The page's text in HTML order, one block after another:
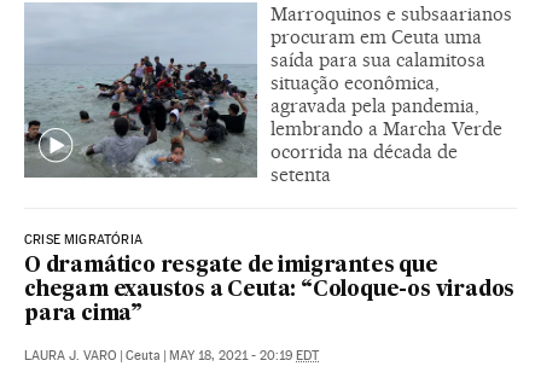
Marroquinos e subsaarianos
procuram em Ceuta uma
saída para sua calamitosa
situação econômica,
agravada pela pandemia,
lembrando a Marcha Verde
ocorrida na década de
setenta
CRISE MIGRATÓRIA
O dramático resgate de imigrantes que
chegam exaustos a Ceuta: “Coloque-os virados
para cima”
LAURA J. VARO | Ceuta | MAY 18, 2021 - 20:19 EDT